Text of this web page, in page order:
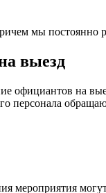
мы постоянно
выезд
официантов на
персонала
мероприятия